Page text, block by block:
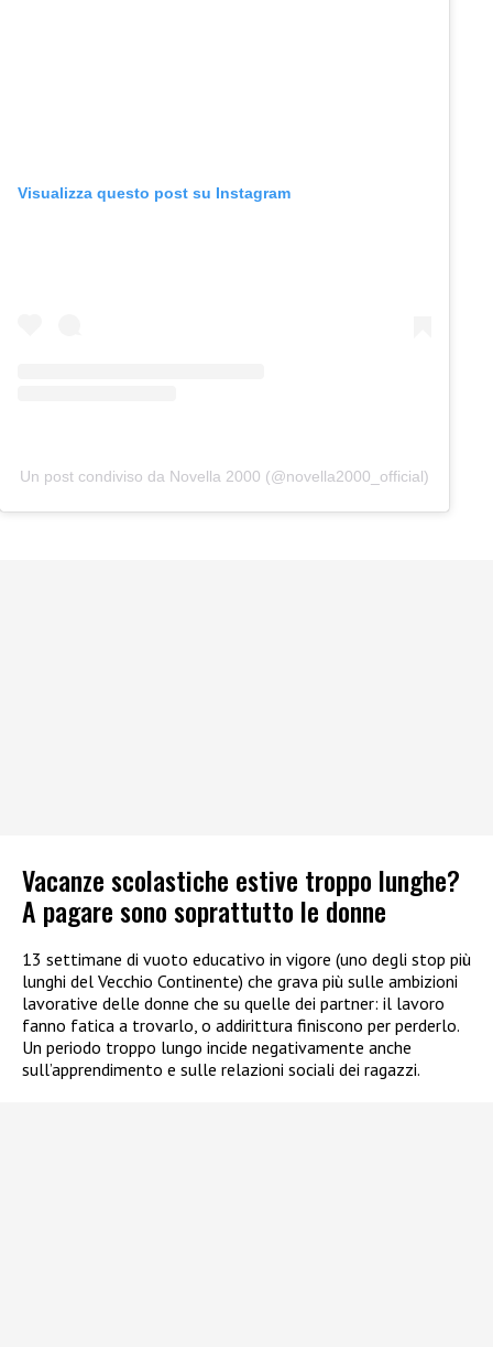
Visualizza questo post su Instagram
Un post condiviso da Novella 2000 (@novella2000_official)
Vacanze scolastiche estive troppo lunghe?
A pagare sono soprattutto le donne
13 settimane di vuoto educativo in vigore (uno degli stop più
lunghi del Vecchio Continente) che grava più sulle ambizioni
lavorative delle donne che su quelle dei partner: il lavoro
fanno fatica a trovarlo, o addirittura finiscono per perderlo.
Un periodo troppo lungo incide negativamente anche
sull’apprendimento e sulle relazioni sociali dei ragazzi.